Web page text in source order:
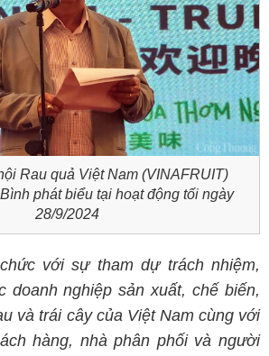
Rau quả Việt Nam (VINAFRUIT)
phát biểu tại hoạt động tối ngày
28/9/2024
với sự tham dự trách nhiệm,
doanh nghiệp sản xuất, chế biến,
và trái cây của Việt Nam cùng với
hàng, nhà phân phối và người